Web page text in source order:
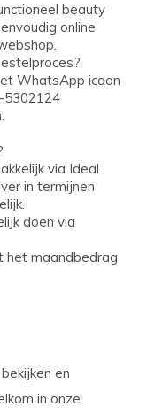
beauty
online
WhatsApp icoon
5302124
via Ideal
in termijnen
doen via
het maandbedrag
en
in onze